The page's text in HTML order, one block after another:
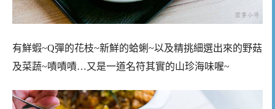
有鮮蝦~Q彈的花枝~新鮮的蛤蜊~以及精挑細選出來的野菇
及菜蔬~嘖嘖嘖…又是一道名符其實的山珍海味喔~